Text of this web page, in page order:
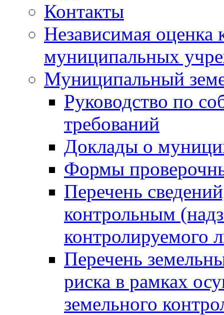
Контакты
Независимая оценка
муниципальных
Муниципальный
Руководство по
требований
Доклады о
Формы
Перечень
контрольным
контролируемого
Перечень
риска в рамках
земельного